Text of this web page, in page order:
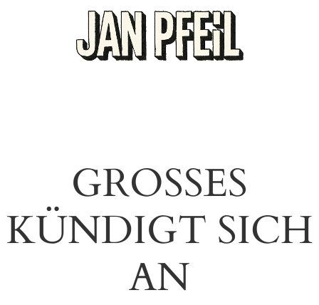
GROSSES K
ÜNDIGT SICH A
N